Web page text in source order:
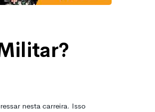
nesta carreira. Isso